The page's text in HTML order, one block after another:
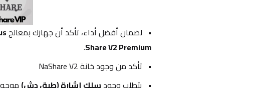
لضمان أفضل أداء، تأكد أن جهازك بمعالج
Share V2 Premium
.
تأكد من وجود خانة NaShare V2